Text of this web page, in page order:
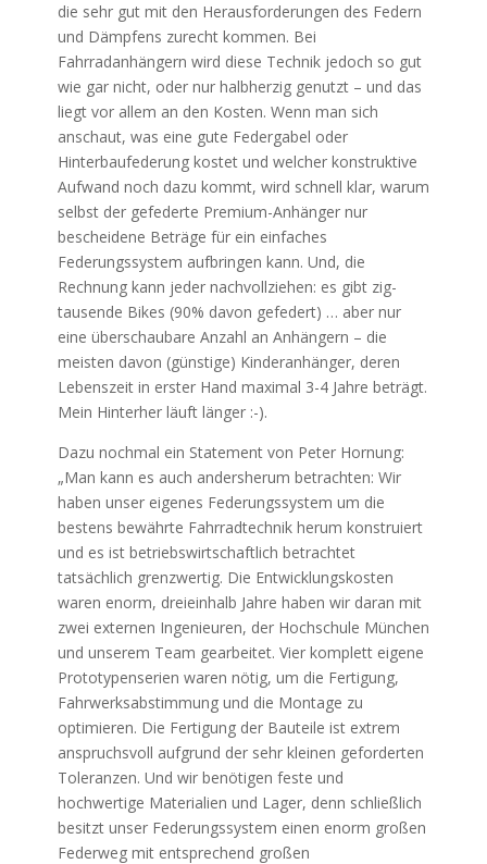
die sehr gut mit den Herausforderungen des Federn
und Dämpfens zurecht kommen. Bei
Fahrradanhängern wird diese Technik jedoch so gut
wie gar nicht, oder nur halbherzig genutzt – und das
liegt vor allem an den Kosten. Wenn man sich
anschaut, was eine gute Federgabel oder
Hinterbaufederung kostet und welcher konstruktive
Aufwand noch dazu kommt, wird schnell klar, warum
selbst der gefederte Premium-Anhänger nur
bescheidene Beträge für ein einfaches
Federungssystem aufbringen kann. Und, die
Rechnung kann jeder nachvollziehen: es gibt zig-
tausende Bikes (90% davon gefedert) … aber nur
eine überschaubare Anzahl an Anhängern – die
meisten davon (günstige) Kinderanhänger, deren
Lebenszeit in erster Hand maximal 3-4 Jahre beträgt.
Mein Hinterher läuft länger :-).
Dazu nochmal ein Statement von Peter Hornung:
„Man kann es auch andersherum betrachten: Wir
haben unser eigenes Federungssystem um die
bestens bewährte Fahrradtechnik herum konstruiert
und es ist betriebswirtschaftlich betrachtet
tatsächlich grenzwertig. Die Entwicklungskosten
waren enorm, dreieinhalb Jahre haben wir daran mit
zwei externen Ingenieuren, der Hochschule München
und unserem Team gearbeitet. Vier komplett eigene
Prototypenserien waren nötig, um die Fertigung,
Fahrwerksabstimmung und die Montage zu
optimieren. Die Fertigung der Bauteile ist extrem
anspruchsvoll aufgrund der sehr kleinen geforderten
Toleranzen. Und wir benötigen feste und
hochwertige Materialien und Lager, denn schließlich
besitzt unser Federungssystem einen enorm großen
Federweg mit entsprechend großen